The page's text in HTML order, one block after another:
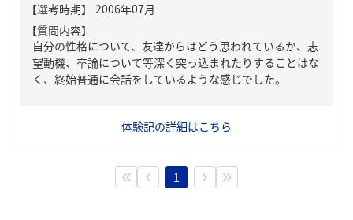
【質問内容】
自分の性格について、友達からはどう思われているか、志
望動機、卒論について等深く突っ込まれたりすることはな
く、終始普通に会話をしているような感じでした。
体験記の詳細はこちら
1